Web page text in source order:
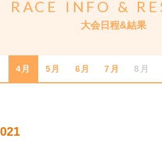
RACE INFO &
大会日程&結果
4月 5月 6月 7月 8月